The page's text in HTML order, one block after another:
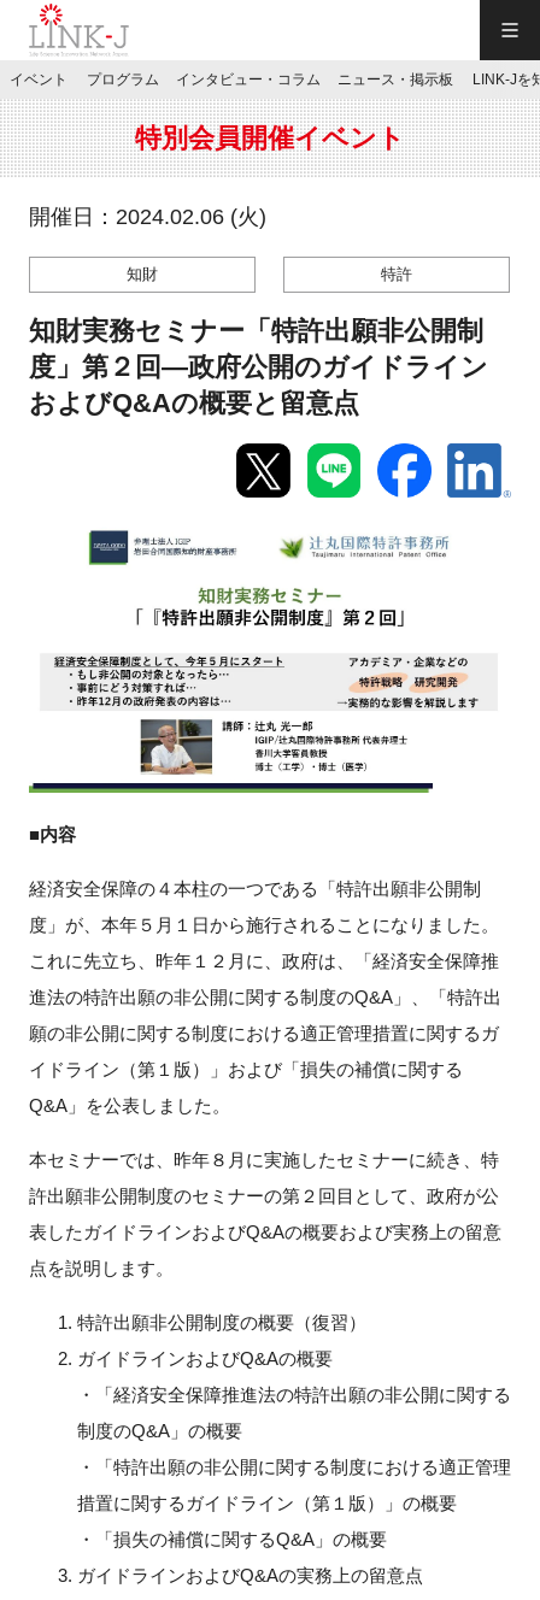
JP／EN
特別会員専用メニュー
施設ご予約
プログラム
インタビュー・コラム
ニュース・掲示板
LINK-Jを知る
特別会員
施設・アクセス
FAQ
イベントお知らせメール登録
イベント プログラム インタビュー・コラム ニュース・掲示板 LINK-Jを
特別会員開催イベント
開催日：2024.02.06 (火)
知財 特許
知財実務セミナー「特許出願非公開制
度」第２回―政府公開のガイドライン
およびQ&Aの概要と留意点
■内容
経済安全保障の４本柱の一つである「特許出願非公開制
度」が、本年５月１日から施行されることになりました。
これに先立ち、昨年１２月に、政府は、「経済安全保障推
進法の特許出願の非公開に関する制度のQ&A」、「特許出
願の非公開に関する制度における適正管理措置に関するガ
イドライン（第１版）」および「損失の補償に関する
Q&A」を公表しました。
本セミナーでは、昨年８月に実施したセミナーに続き、特
許出願非公開制度のセミナーの第２回目として、政府が公
表したガイドラインおよびQ&Aの概要および実務上の留意
点を説明します。
特許出願非公開制度の概要（復習）
ガイドラインおよびQ&Aの概要
・「経済安全保障推進法の特許出願の非公開に関する
制度のQ&A」の概要
・「特許出願の非公開に関する制度における適正管理
措置に関するガイドライン（第１版）」の概要
・「損失の補償に関するQ&A」の概要
ガイドラインおよびQ&Aの実務上の留意点